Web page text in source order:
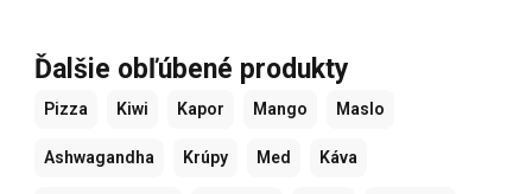
Ďalšie obľúbené produkty
Pizza Kiwi Kapor Mango Maslo
Ashwagandha Krúpy Med Káva